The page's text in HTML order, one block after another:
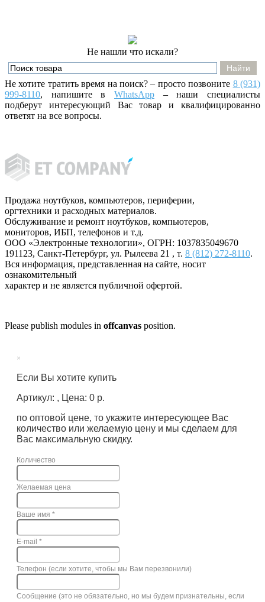
Не нашли что искали?
Не хотите тратить время на поиск? – просто позвоните 8 (931)
999-8110, напишитевWhatsApp – наши специалисты
подберут интересующий Вас товар и квалифицированно
ответят на все вопросы.
Продажа ноутбуков, компьютеров, периферии,
оргтехники и расходных материалов.
Обслуживание и ремонт ноутбуков, компьютеров,
мониторов, ИБП, телефонов и т.д.
ООО «Электронные технологии», ОГРН: 1037835049670
191123, Санкт-Петербург, ул. Рылеева 21 , т. 8 (812) 272-8110.
Вся информация, представленная на сайте, носит
ознакомительный
характер и не является публичной офертой.
Please publish modules in offcanvas position.
×
Если Вы хотите купить
Артикул: , Цена: 0 р.
по оптовой цене, то укажите интересующее Вас
количество или желаемую цену и мы сделаем для
Вас максимальную скидку.
Количество
Желаемая цена
Ваше имя *
E-mail *
Телефон (если хотите, чтобы мы Вам перезвонили)
Сообщение (это не обязательно, но мы будем признательны, если